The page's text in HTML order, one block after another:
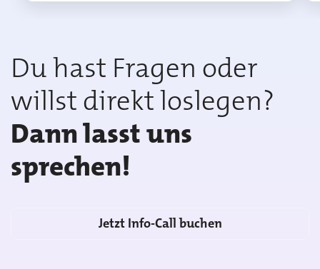
Du hast Fragen oder
willst direkt loslegen?
Dann lasst uns
sprechen!
Jetzt Info-Call buchen